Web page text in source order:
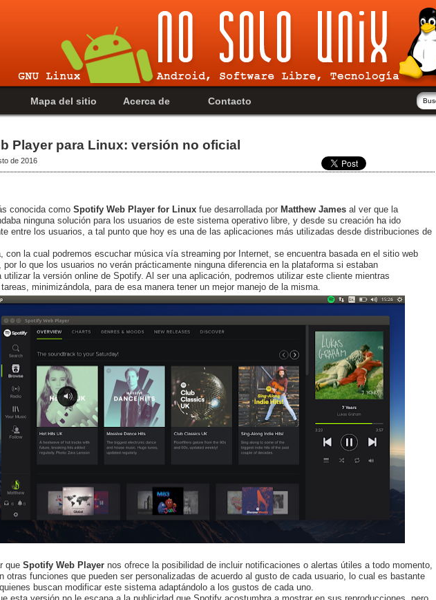
Mapa del sitio Acerca de Contacto
Player para Linux: versión no oficial
de 2016
conocida como Spotify Web Player for Linux fue desarrollada por Matthew James al ver que la
ninguna solución para los usuarios de este sistema operativo libre, y desde su creación ha ido
entre los usuarios, a tal punto que hoy es una de las aplicaciones más utilizadas desde distribuciones de
con la cual podremos escuchar música vía streaming por Internet, se encuentra basada en el sitio web
lo que los usuarios no verán prácticamente ninguna diferencia en la plataforma si estaban
utilizar la versión online de Spotify. Al ser una aplicación, podremos utilizar este cliente mientras
minimizándola, para de esa manera tener un mejor manejo de la misma.
que Spotify Web Player nos ofrece la posibilidad de incluir notificaciones o alertas útiles a todo momento,
otras funciones que pueden ser personalizadas de acuerdo al gusto de cada usuario, lo cual es bastante
buscan modificar este sistema adaptándolo a los gustos de cada uno.
esta versión no le escapa a la publicidad que Spotify acostumbra a mostrar en sus reproducciones, pero